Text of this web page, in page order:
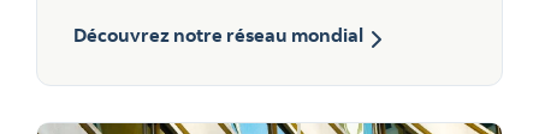
Découvrez notre réseau mondial